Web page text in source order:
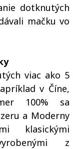
dotknutých
mačku vo
viac ako 5
v Číne,
100% sa
a Moderny
klasickými
z